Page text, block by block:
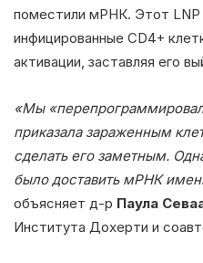
поместили мРНК. Этот LNP
инфицированные CD4+
активации, заставляя его
«Мы
приказала зараженным
сделать его заметным.
было доставить мРНК
объясняет д-р Паула
Института Дохерти и